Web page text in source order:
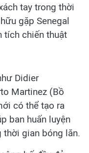
tay trong thời
gặp Senegal
tích chiến thuật
Didier
Martinez (Bồ
có thể tạo ra
ban huấn luyện
thời gian bóng lăn.